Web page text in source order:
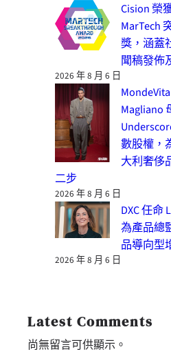
Cision 榮
MarTech
獎，涵蓋
聞稿發佈
2026 年 8 月 6 日
Magliano
數股權，
大利奢侈
二步
2026 年 8 月 6 日
DXC 任命
為產品總
品導向型
2026 年 8 月 6 日
Latest Comments
尚無留言可供顯示。